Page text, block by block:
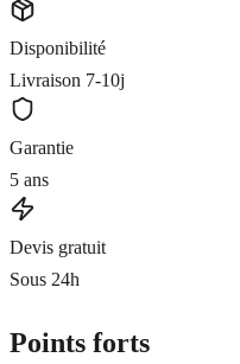
Disponibilité
Livraison 7-10j
Garantie
5 ans
Devis gratuit
Sous 24h
Points forts